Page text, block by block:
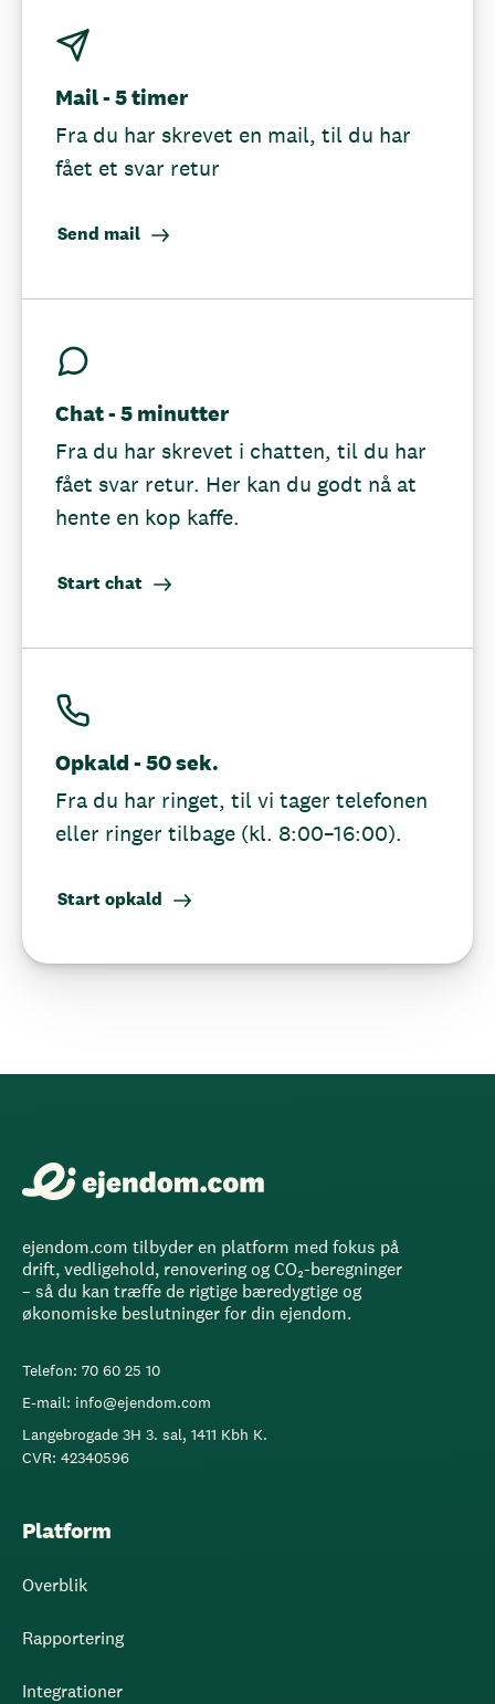
Mail - 5 timer
Fra du har skrevet en mail, til du har
fået et svar retur
Send mail
Chat - 5 minutter
Fra du har skrevet i chatten, til du har
fået svar retur. Her kan du godt nå at
hente en kop kaffe.
Start chat
Opkald - 50 sek.
Fra du har ringet, til vi tager telefonen
eller ringer tilbage (kl. 8:00–16:00).
Start opkald
ejendom.com tilbyder en platform med fokus på
drift, vedligehold, renovering og CO₂-beregninger
– så du kan træffe de rigtige bæredygtige og
økonomiske beslutninger for din ejendom.
Telefon: 70 60 25 10
E-mail: info@ejendom.com
Langebrogade 3H 3. sal, 1411 Kbh K.
CVR: 42340596
Platform
Overblik
Rapportering
Integrationer